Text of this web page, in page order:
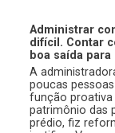
Administrar
difícil. Contar
boa saída
A
poucas
função
patrimônio das
prédio, fiz